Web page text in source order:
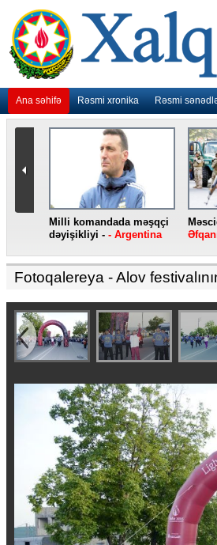
Ana səhifə Rəsmi xronika Rəsmi
Milli komandada məşqçi
dəyişikliyi - - Argentina
Fotoqalereya - Alov